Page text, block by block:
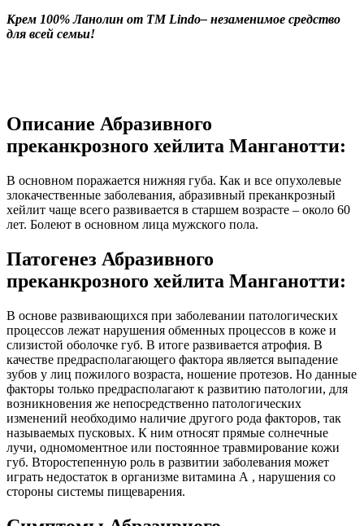
Крем 100% Ланолин от ТМ Lindo– незаменимое средство
для всей семьи!
Описание Абразивного
преканкрозного хейлита Манганотти:
В основном поражается нижняя губа. Как и все опухолевые
злокачественные заболевания, абразивный преканкрозный
хейлит чаще всего развивается в старшем возрасте – около 60
лет. Болеют в основном лица мужского пола.
Патогенез Абразивного
преканкрозного хейлита Манганотти:
В основе развивающихся при заболевании патологических
процессов лежат нарушения обменных процессов в коже и
слизистой оболочке губ. В итоге развивается атрофия. В
качестве предрасполагающего фактора является выпадение
зубов у лиц пожилого возраста, ношение протезов. Но данные
факторы только предрасполагают к развитию патологии, для
возникновения же непосредственно патологических
изменений необходимо наличие другого рода факторов, так
называемых пусковых. К ним относят прямые солнечные
лучи, одномоментное или постоянное травмирование кожи
губ. Второстепенную роль в развитии заболевания может
играть недостаток в организме витамина А , нарушения со
стороны системы пищеварения.